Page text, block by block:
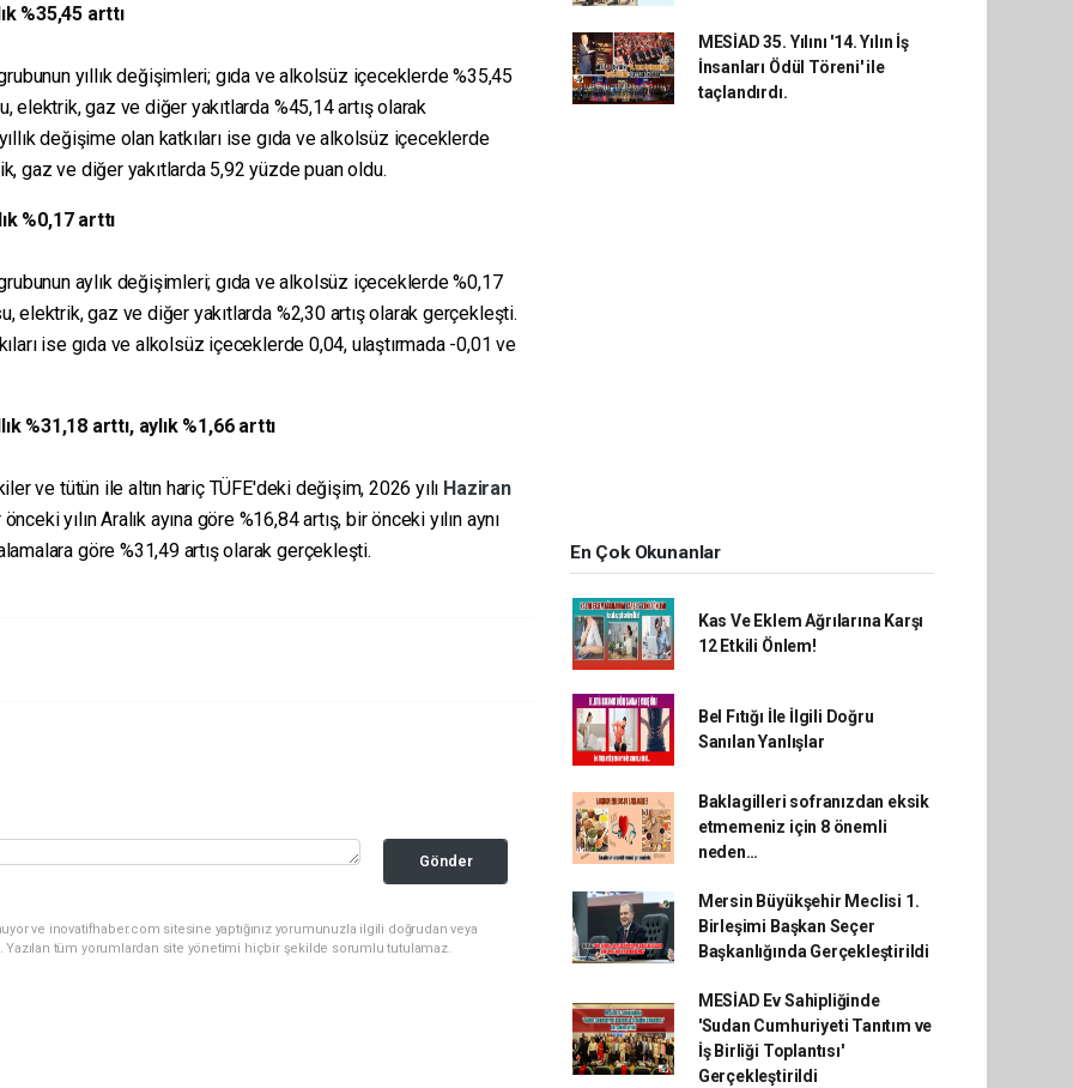
%35,45 arttı
yıllık değişimleri; gıda ve alkolsüz içeceklerde %35,45
elektrik, gaz ve diğer yakıtlarda %45,14 artış olarak
değişime olan katkıları ise gıda ve alkolsüz içeceklerde
gaz ve diğer yakıtlarda 5,92 yüzde puan oldu.
%0,17 arttı
aylık değişimleri; gıda ve alkolsüz içeceklerde %0,17
elektrik, gaz ve diğer yakıtlarda %2,30 artış olarak gerçekleşti.
ise gıda ve alkolsüz içeceklerde 0,04, ulaştırmada -0,01 ve
%31,18 arttı, aylık %1,66 arttı
ve tütün ile altın hariç TÜFE'deki değişim, 2026 yılı Haziran
yılın Aralık ayına göre %16,84 artış, bir önceki yılın aynı
ortalamalara göre %31,49 artış olarak gerçekleşti.
Gönder
ve inovatifhaber.com sitesine yaptığınız yorumunuzla ilgili doğrudan veya
Yazılan tüm yorumlardan site yönetimi hiçbir şekilde sorumlu tutulamaz.
MESİAD 35. Yılını '14. Yılın İş
İnsanları Ödül Töreni' ile
taçlandırdı.
En Çok Okunanlar
Kas Ve Eklem Ağrılarına Karşı
12 Etkili Önlem!
Bel Fıtığı İle İlgili Doğru
Sanılan Yanlışlar
Baklagilleri sofranızdan eksik
etmemeniz için 8 önemli
neden…
Mersin Büyükşehir Meclisi 1.
Birleşimi Başkan Seçer
Başkanlığında Gerçekleştirildi
MESİAD Ev Sahipliğinde
'Sudan Cumhuriyeti Tanıtım ve
İş Birliği Toplantısı'
Gerçekleştirildi